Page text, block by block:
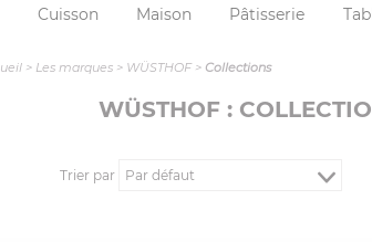
Cuisson Maison Pâtisserie
> Les marques> WÜSTHOF> Collections
WÜSTHOF :
Trier par